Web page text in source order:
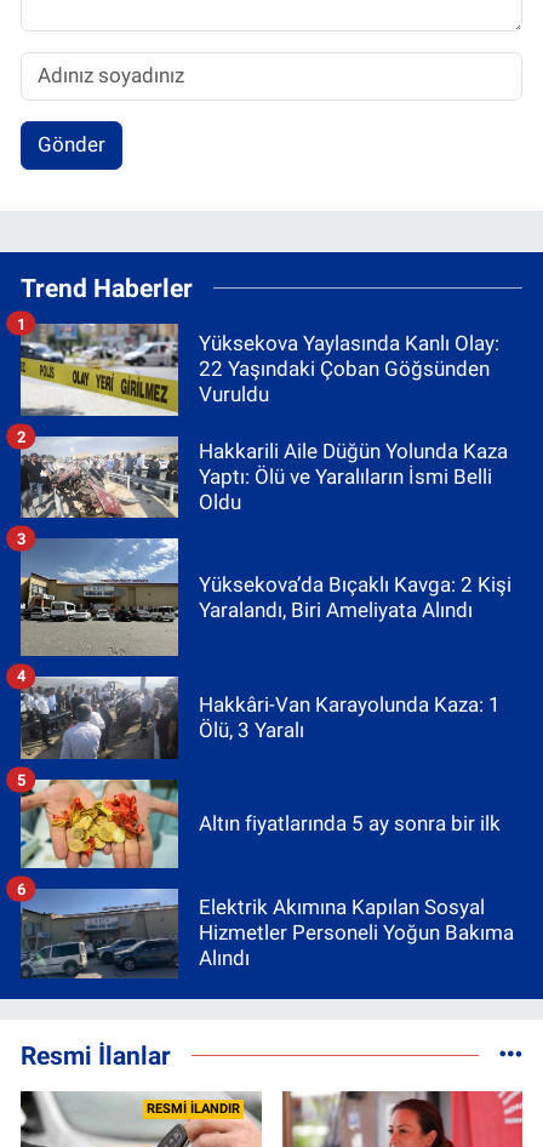
Gönder
Trend Haberler
Yüksekova Yaylasında Kanlı Olay:
22 Yaşındaki Çoban Göğsünden
Vuruldu
1
Hakkarili Aile Düğün Yolunda Kaza
Yaptı: Ölü ve Yaralıların İsmi Belli
Oldu
2
Yüksekova’da Bıçaklı Kavga: 2 Kişi
Yaralandı, Biri Ameliyata Alındı
3
Hakkâri-Van Karayolunda Kaza: 1
Ölü, 3 Yaralı
4
Altın fiyatlarında 5 ay sonra bir ilk
5
Elektrik Akımına Kapılan Sosyal
Hizmetler Personeli Yoğun Bakıma
Alındı
6
Resmi İlanlar
RESMİ İLANDIR